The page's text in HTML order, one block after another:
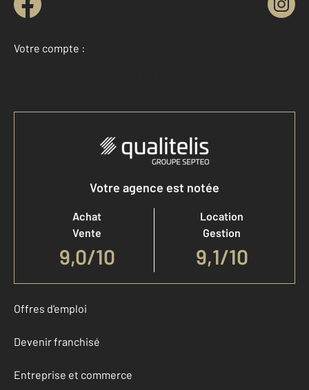
Votre compte :
Accéder à mon compte
Votre agence est notée
Achat
Vente
9,0/10
Location
Gestion
9,1/10
Offres d'emploi
Devenir franchisé
Entreprise et commerce